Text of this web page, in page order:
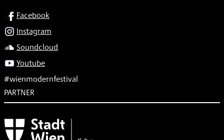
SOCIALFacebook
Instagram
Soundcloud
Youtube
#wienmodernfestival
PARTNER
Subventionsgeber